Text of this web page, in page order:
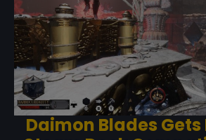
Daimon Blades